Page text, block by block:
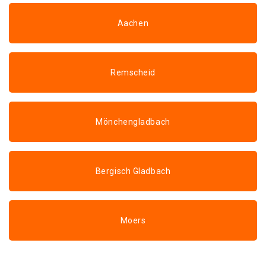
Aachen
Remscheid
Mönchengladbach
Bergisch Gladbach
Moers